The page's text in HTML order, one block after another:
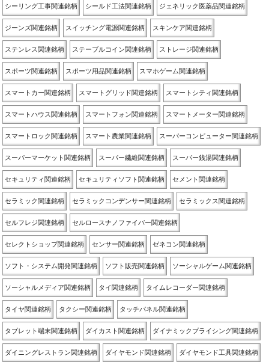
シーリング工事関連銘柄 シールド工法関連銘柄 ジェネリック医薬品関連銘柄
ジーンズ関連銘柄 スイッチング電源関連銘柄 スキンケア関連銘柄
ステンレス関連銘柄 ステーブルコイン関連銘柄 ストレージ関連銘柄
スポーツ関連銘柄 スポーツ用品関連銘柄 スマホゲーム関連銘柄
スマートカー関連銘柄 スマートグリッド関連銘柄 スマートシティ関連銘柄
スマートハウス関連銘柄 スマートフォン関連銘柄 スマートメーター関連銘柄
スマートロック関連銘柄 スマート農業関連銘柄 スーパーコンピューター関連銘柄
スーパーマーケット関連銘柄 スーパー繊維関連銘柄 スーパー銭湯関連銘柄
セキュリティ関連銘柄 セキュリティソフト関連銘柄 セメント関連銘柄
セラミック関連銘柄 セラミックコンデンサー関連銘柄 セラミックス関連銘柄
セルフレジ関連銘柄 セルロースナノファイバー関連銘柄
セレクトショップ関連銘柄 センサー関連銘柄 ゼネコン関連銘柄
ソフト・システム開発関連銘柄 ソフト販売関連銘柄 ソーシャルゲーム関連銘柄
ソーシャルメディア関連銘柄 タイ関連銘柄 タイムレコーダー関連銘柄
タイヤ関連銘柄 タクシー関連銘柄 タッチパネル関連銘柄
タブレット端末関連銘柄 ダイカスト関連銘柄 ダイナミックプライシング関連銘柄
ダイニングレストラン関連銘柄 ダイヤモンド関連銘柄 ダイヤモンド工具関連銘柄